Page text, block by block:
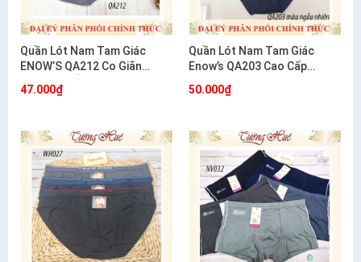
Quần Lót Nam Tam Giác
ENOW’S QA212 Co Giãn
47.000₫
Quần Lót Nam Tam Giác
Enow’s QA203 Cao Cấp
50.000₫